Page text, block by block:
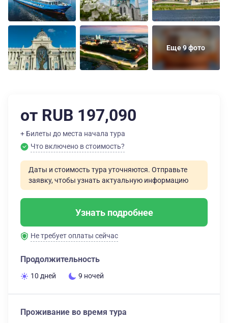
Еще 9 фото
от RUB 197,090
+ Билеты до места начала тура
Что включено в стоимость?
Даты и стоимость тура уточняются. Отправьте
заявку, чтобы узнать актуальную информацию
Узнать подробнее
Не требует оплаты сейчас
Продолжительность
10 дней 9 ночей
Проживание во время тура